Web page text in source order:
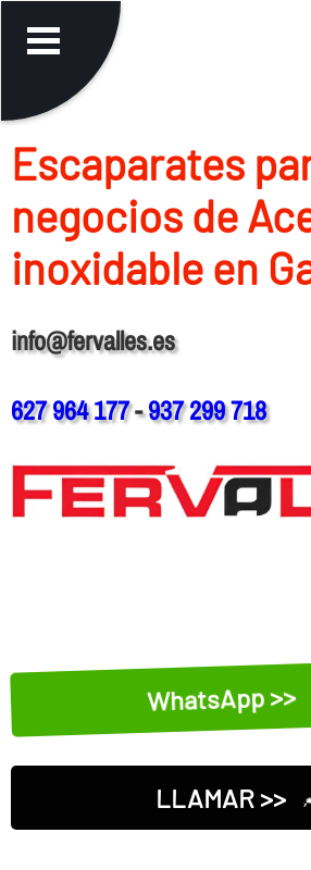
Escaparates
negocios de
inoxidable en
info@fervalles.es
627 964 177-937 299 718
WhatsApp >>
LLAMAR >>